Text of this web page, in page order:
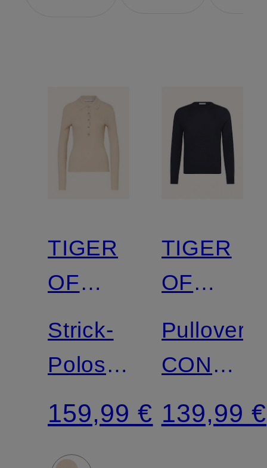
TIGER
OF
SWEDEN
Strick-
Poloshirt
ISLA
159,99 €
TIGER
OF
SWEDEN
Pullover
CONNOR
aus
139,99 €